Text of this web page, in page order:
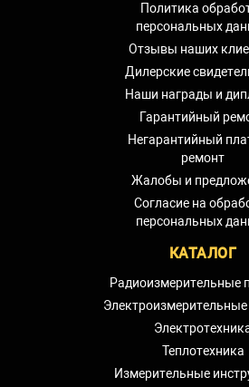
Политика
персональных
Отзывы наших
Дилерские
Наши награды и
Гарантийный
Негарантийный
ремонт
Жалобы и
Согласие на
персональных
КАТАЛОГ
Радиоизмерительные
Теплотехника
Измерительные